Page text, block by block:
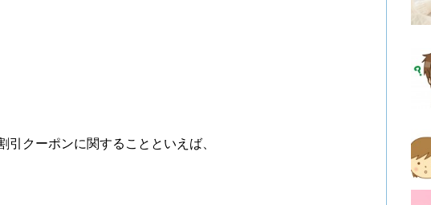
引クーポンに関することといえば、